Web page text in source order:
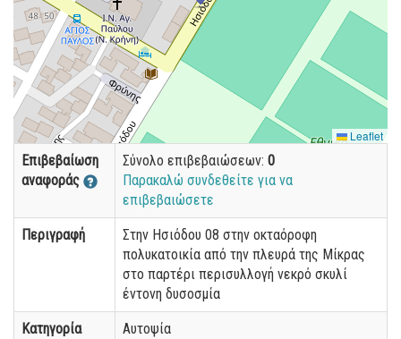
Leaflet
Επιβεβαίωση
αναφοράς
Σύνολο επιβεβαιώσεων: 0
Παρακαλώ συνδεθείτε για να
επιβεβαιώσετε
Περιγραφή
Στην Ησιόδου 08 στην οκταόροφη
πολυκατοικία από την πλευρά της Μίκρας
στο παρτέρι περισυλλογή νεκρό σκυλί
έντονη δυσοσμία
Κατηγορία Αυτοψία